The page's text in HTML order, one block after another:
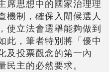
席思想中的國家治理理
機制，確保入閘候選人
使立法會選舉能夠做到
此，筆者特別將「優中
及投票觀念的第一內
主的必然要求。